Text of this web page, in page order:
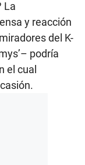
La
y reacción
del K-
podría
el cual